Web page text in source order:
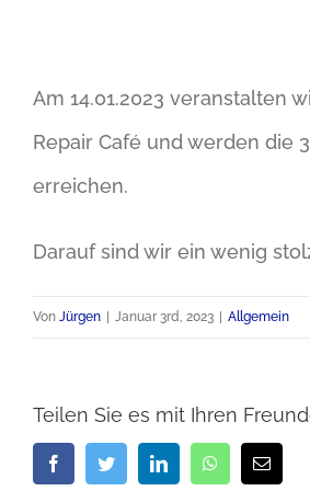
Am 14.01.2023 veranstalten
Repair Café und werden die
erreichen.
Darauf sind wir ein wenig
Von Jürgen Januar 3rd, 2023 Allgemein
Teilen Sie es mit Ihren
FacebookTwitterLinkedIn WhatsApp
E-
Mail